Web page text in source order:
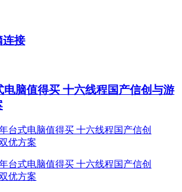
连接
电脑值得买 十六线程国产信创与游